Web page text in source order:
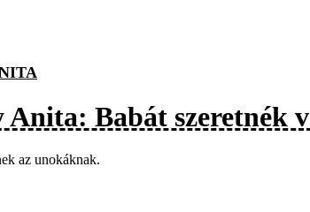
Anita: Babát szeretnék
az unokáknak.